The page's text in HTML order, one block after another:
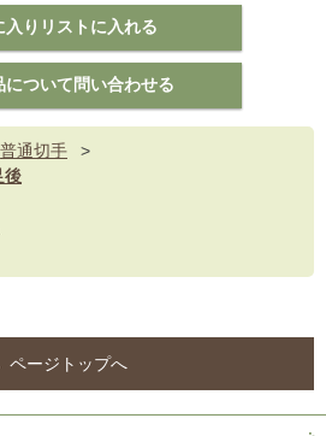
普通切手
>
後
ページトップへ